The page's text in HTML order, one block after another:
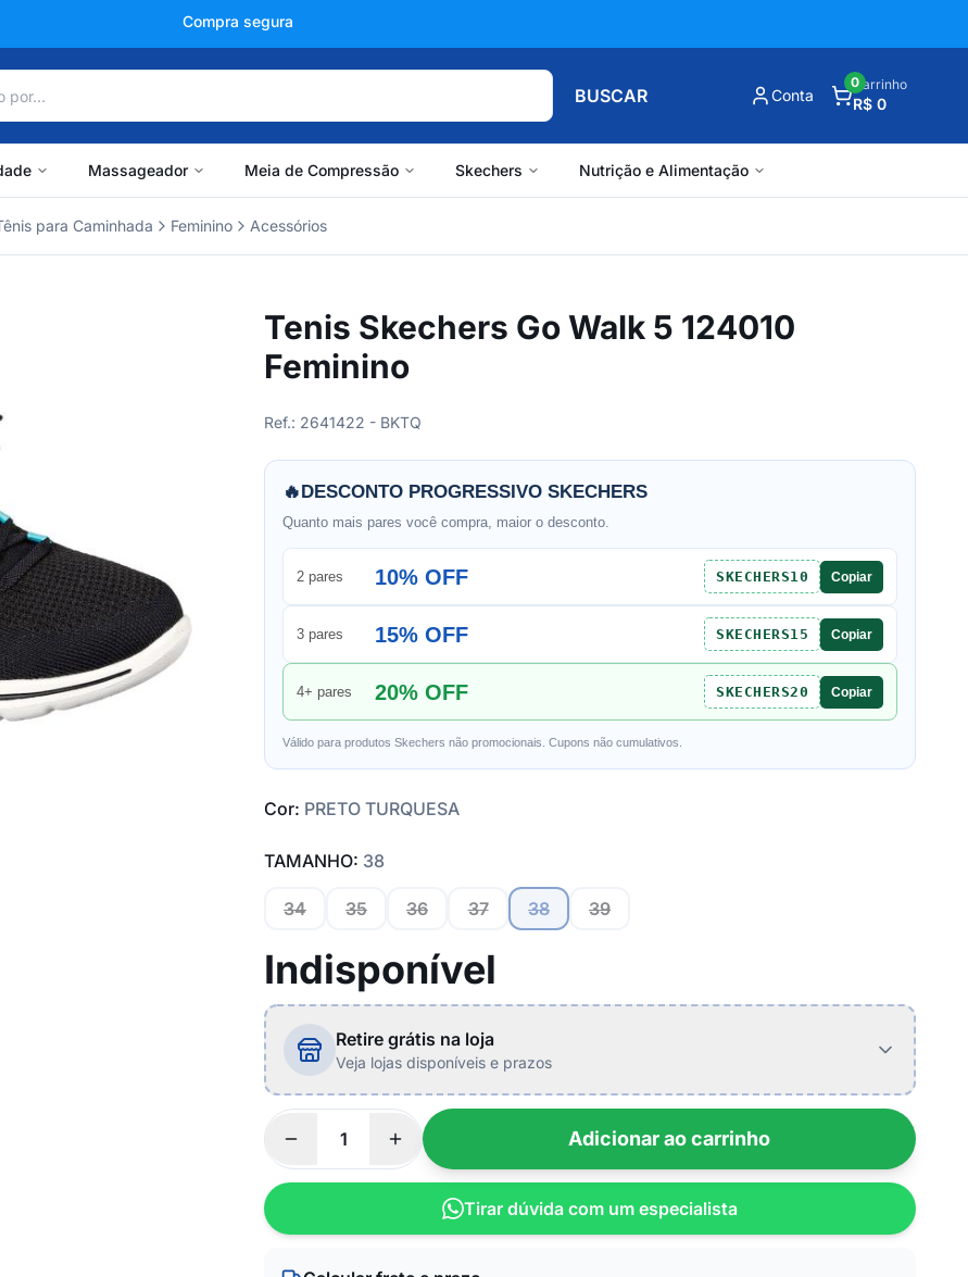
+150 mil avaliações
BUSCAR Conta
Carrinho
R$ 0
0
Massageador Meia de Compressão Skechers Nutrição e Alimentação
para Caminhada Feminino Acessórios
Tenis Skechers Go Walk 5 124010
Feminino
Ref.: 2641422 - BKTQ
🔥DESCONTO PROGRESSIVO SKECHERS
Quanto mais pares você compra, maior o desconto.
2 pares 10% OFF SKECHERS10 Copiar
3 pares 15% OFF SKECHERS15 Copiar
4+ pares 20% OFF SKECHERS20 Copiar
Válido para produtos Skechers não promocionais. Cupons não cumulativos.
Cor: PRETO TURQUESA
TAMANHO: 38
34 35 36 37 38 39
Indisponível
Retire grátis na loja
Veja lojas disponíveis e prazos
Adicionar ao carrinho
Tirar dúvida com um especialista